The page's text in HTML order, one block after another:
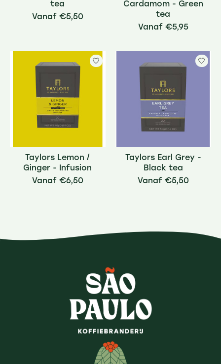
tea
€5,50
Cardamom - Green
tea
€5,95
Taylors Lemon /
Ginger - Infusion
€6,50
Taylors Earl Grey -
Black tea
€5,50